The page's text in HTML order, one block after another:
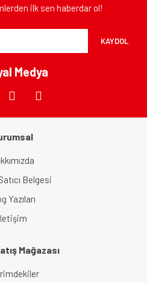
ilk sen haberdar ol!
KAYDOL
Medya
Belgesi
Yazıları
Mağazası